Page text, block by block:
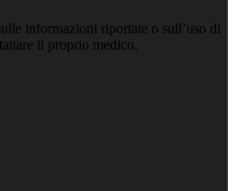
informazioni riportate o sull’uso di
il proprio medico.